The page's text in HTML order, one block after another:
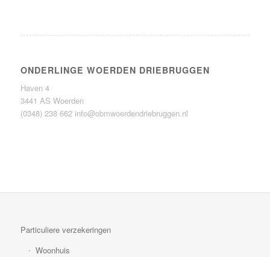
ONDERLINGE WOERDEN DRIEBRUGGEN
Haven 4
3441 AS Woerden
(0348) 238 662 info@obmwoerdendriebruggen.nl
Particuliere verzekeringen
Woonhuis